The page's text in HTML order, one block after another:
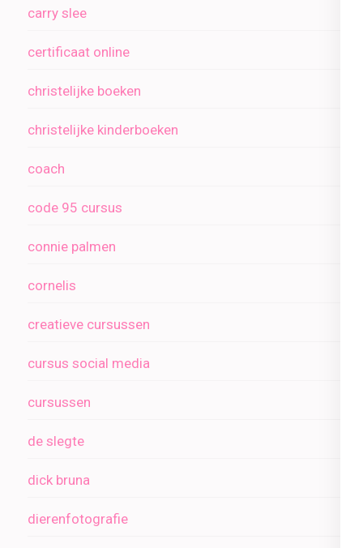
carry slee
certificaat online
christelijke boeken
christelijke kinderboeken
coach
code 95 cursus
connie palmen
cornelis
creatieve cursussen
cursus social media
cursussen
de slegte
dick bruna
dierenfotografie